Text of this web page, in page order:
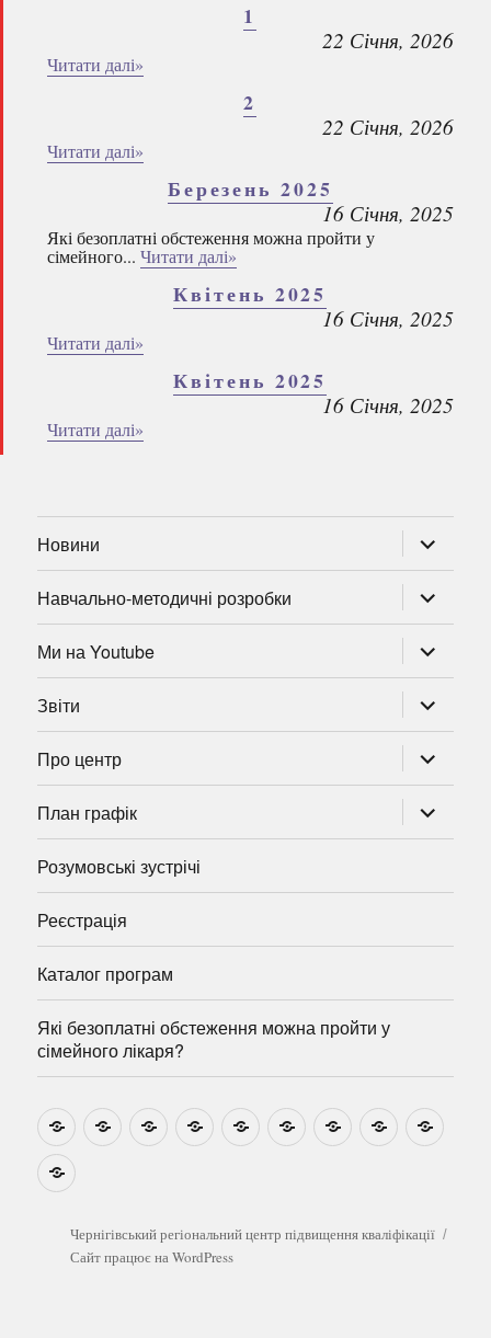
1
22 Січня, 2026
Читати далі»
2
22 Січня, 2026
Читати далі»
Березень 2025
16 Січня, 2025
Які безоплатні обстеження можна пройти у
сімейного... Читати далі»
Квітень 2025
16 Січня, 2025
Читати далі»
Квітень 2025
16 Січня, 2025
Читати далі»
Новини
підменю
Навчально-методичні розробки
підменю
Ми на Youtube
підменю
Звіти
підменю
Про центр
підменю
План графік
підменю
Розумовські зустрічі
Реєстрація
Каталог програм
Які безоплатні обстеження можна пройти у
сімейного лікаря?
НовиниНавчально-
методичні
Ми
на
Звіти Про
центр
План
графік
Розумовські
зустрічі
Реєстрація
Які
безоплатні
можна
пройти
у
Чернігівський регіональний центр підвищення кваліфікації
Сайт працює на WordPress